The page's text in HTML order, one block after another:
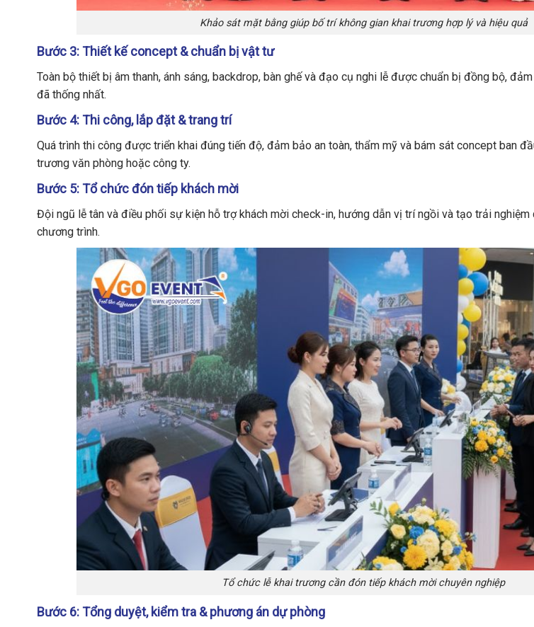
Khảo sát mặt bằng giúp bố trí không gian khai trương hợp lý và hiệu quả
Bước 3: Thiết kế concept & chuẩn bị vật tư
Toàn bộ thiết bị âm thanh, ánh sáng, backdrop, bàn ghế và đạo cụ nghi lễ được chuẩn bị đồng bộ,
đã thống nhất.
Bước 4: Thi công, lắp đặt & trang trí
Quá trình thi công được triển khai đúng tiến độ, đảm bảo an toàn, thẩm mỹ và bám sát concept ban
trương văn phòng hoặc công ty.
Bước 5: Tổ chức đón tiếp khách mời
Đội ngũ lễ tân và điều phối sự kiện hỗ trợ khách mời check-in, hướng dẫn vị trí ngồi và tạo trải nghiệm
chương trình.
Tổ chức lễ khai trương cần đón tiếp khách mời chuyên nghiệp
Bước 6: Tổng duyệt, kiểm tra & phương án dự phòng